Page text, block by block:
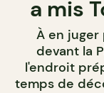
a mis
À en
devant la
l'endroit
temps de